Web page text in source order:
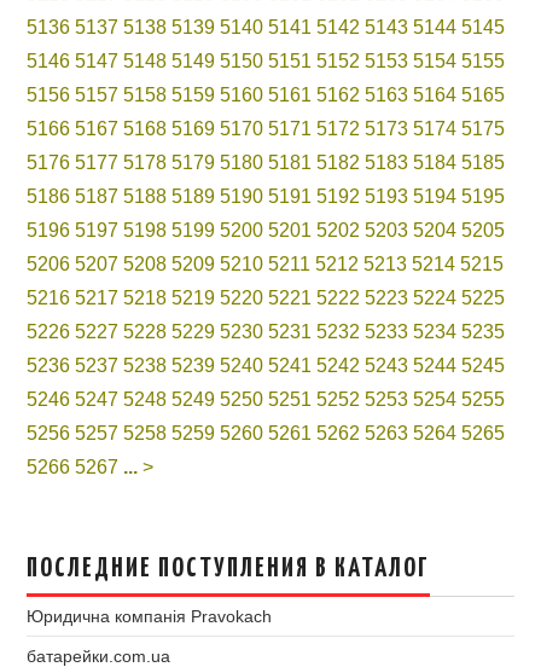
5136 5137 5138 5139 5140 5141 5142 5143 5144 5145
5146 5147 5148 5149 5150 5151 5152 5153 5154 5155
5156 5157 5158 5159 5160 5161 5162 5163 5164 5165
5166 5167 5168 5169 5170 5171 5172 5173 5174 5175
5176 5177 5178 5179 5180 5181 5182 5183 5184 5185
5186 5187 5188 5189 5190 5191 5192 5193 5194 5195
5196 5197 5198 5199 5200 5201 5202 5203 5204 5205
5206 5207 5208 5209 5210 5211 5212 5213 5214 5215
5216 5217 5218 5219 5220 5221 5222 5223 5224 5225
5226 5227 5228 5229 5230 5231 5232 5233 5234 5235
5236 5237 5238 5239 5240 5241 5242 5243 5244 5245
5246 5247 5248 5249 5250 5251 5252 5253 5254 5255
5256 5257 5258 5259 5260 5261 5262 5263 5264 5265
5266 5267 ... >
ПОСЛЕДНИЕ ПОСТУПЛЕНИЯ В КАТАЛОГ
Юридична компанія Pravokach
батарейки.com.ua